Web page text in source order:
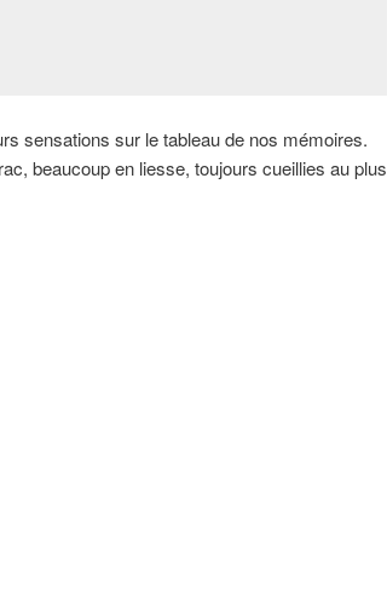
sensations sur le tableau de nos mémoires.
beaucoup en liesse, toujours cueillies au plus